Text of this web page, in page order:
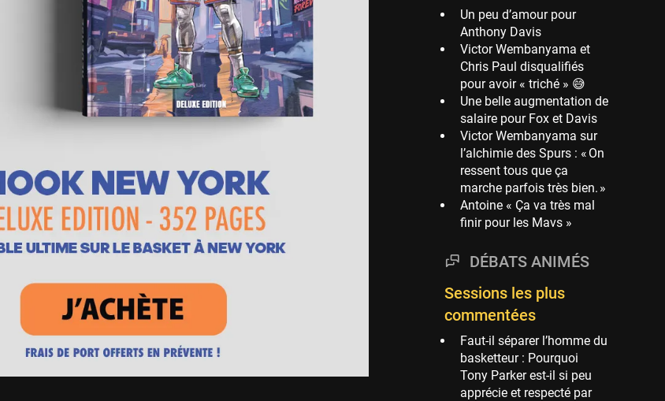
Hoop Culture
73 sessions
Oklahoma City
Thunder
69 sessions
Phoenix Suns
69 sessions
Miami Heat
63 sessions
Los Angeles Clippers
61 sessions
53 sessions
New Orleans Pelicans
53 sessions
52 sessions
Atlanta Hawks
45 sessions
Un peu d’amour pour
Anthony Davis
Victor Wembanyama et
Chris Paul disqualifiés
pour avoir « triché » 😅
Une belle augmentation de
salaire pour Fox et Davis
Victor Wembanyama sur
l’alchimie des Spurs : « On
ressent tous que ça
marche parfois très bien. »
Antoine « Ça va très mal
finir pour les Mavs »
DÉBATS ANIMÉS
Sessions les plus
commentées
Faut-il séparer l’homme du
basketteur : Pourquoi
Tony Parker est-il si peu
apprécie et respecté par